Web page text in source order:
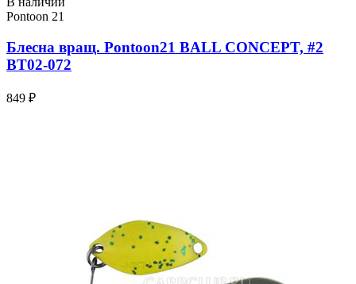
Pontoon 21
Блесна вращ. Pontoon21 BALL CONCEPT, #2
BT02-072
849 ₽